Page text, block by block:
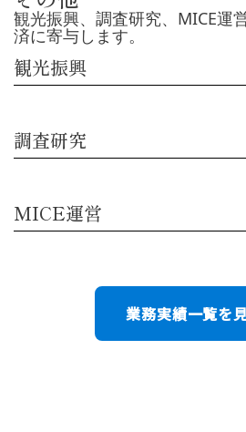
観光振興、調査研究、MICE運
済に寄与します。
観光振興
調査研究
MICE運営
業務実績一覧を